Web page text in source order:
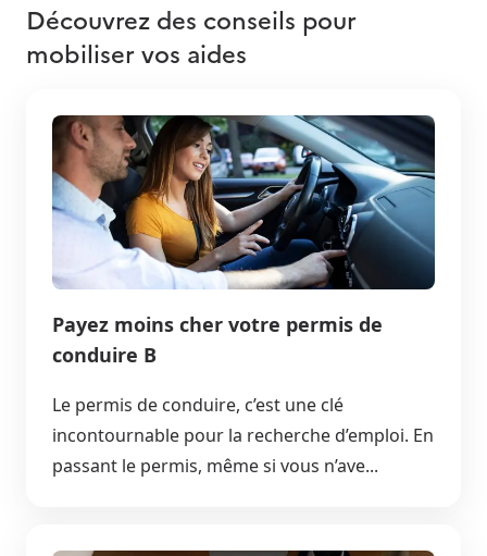
Découvrez des conseils pour
mobiliser vos aides
Payez moins cher votre permis de
conduire B
Le permis de conduire, c’est une clé
incontournable pour la recherche d’emploi. En
passant le permis, même si vous n’ave...